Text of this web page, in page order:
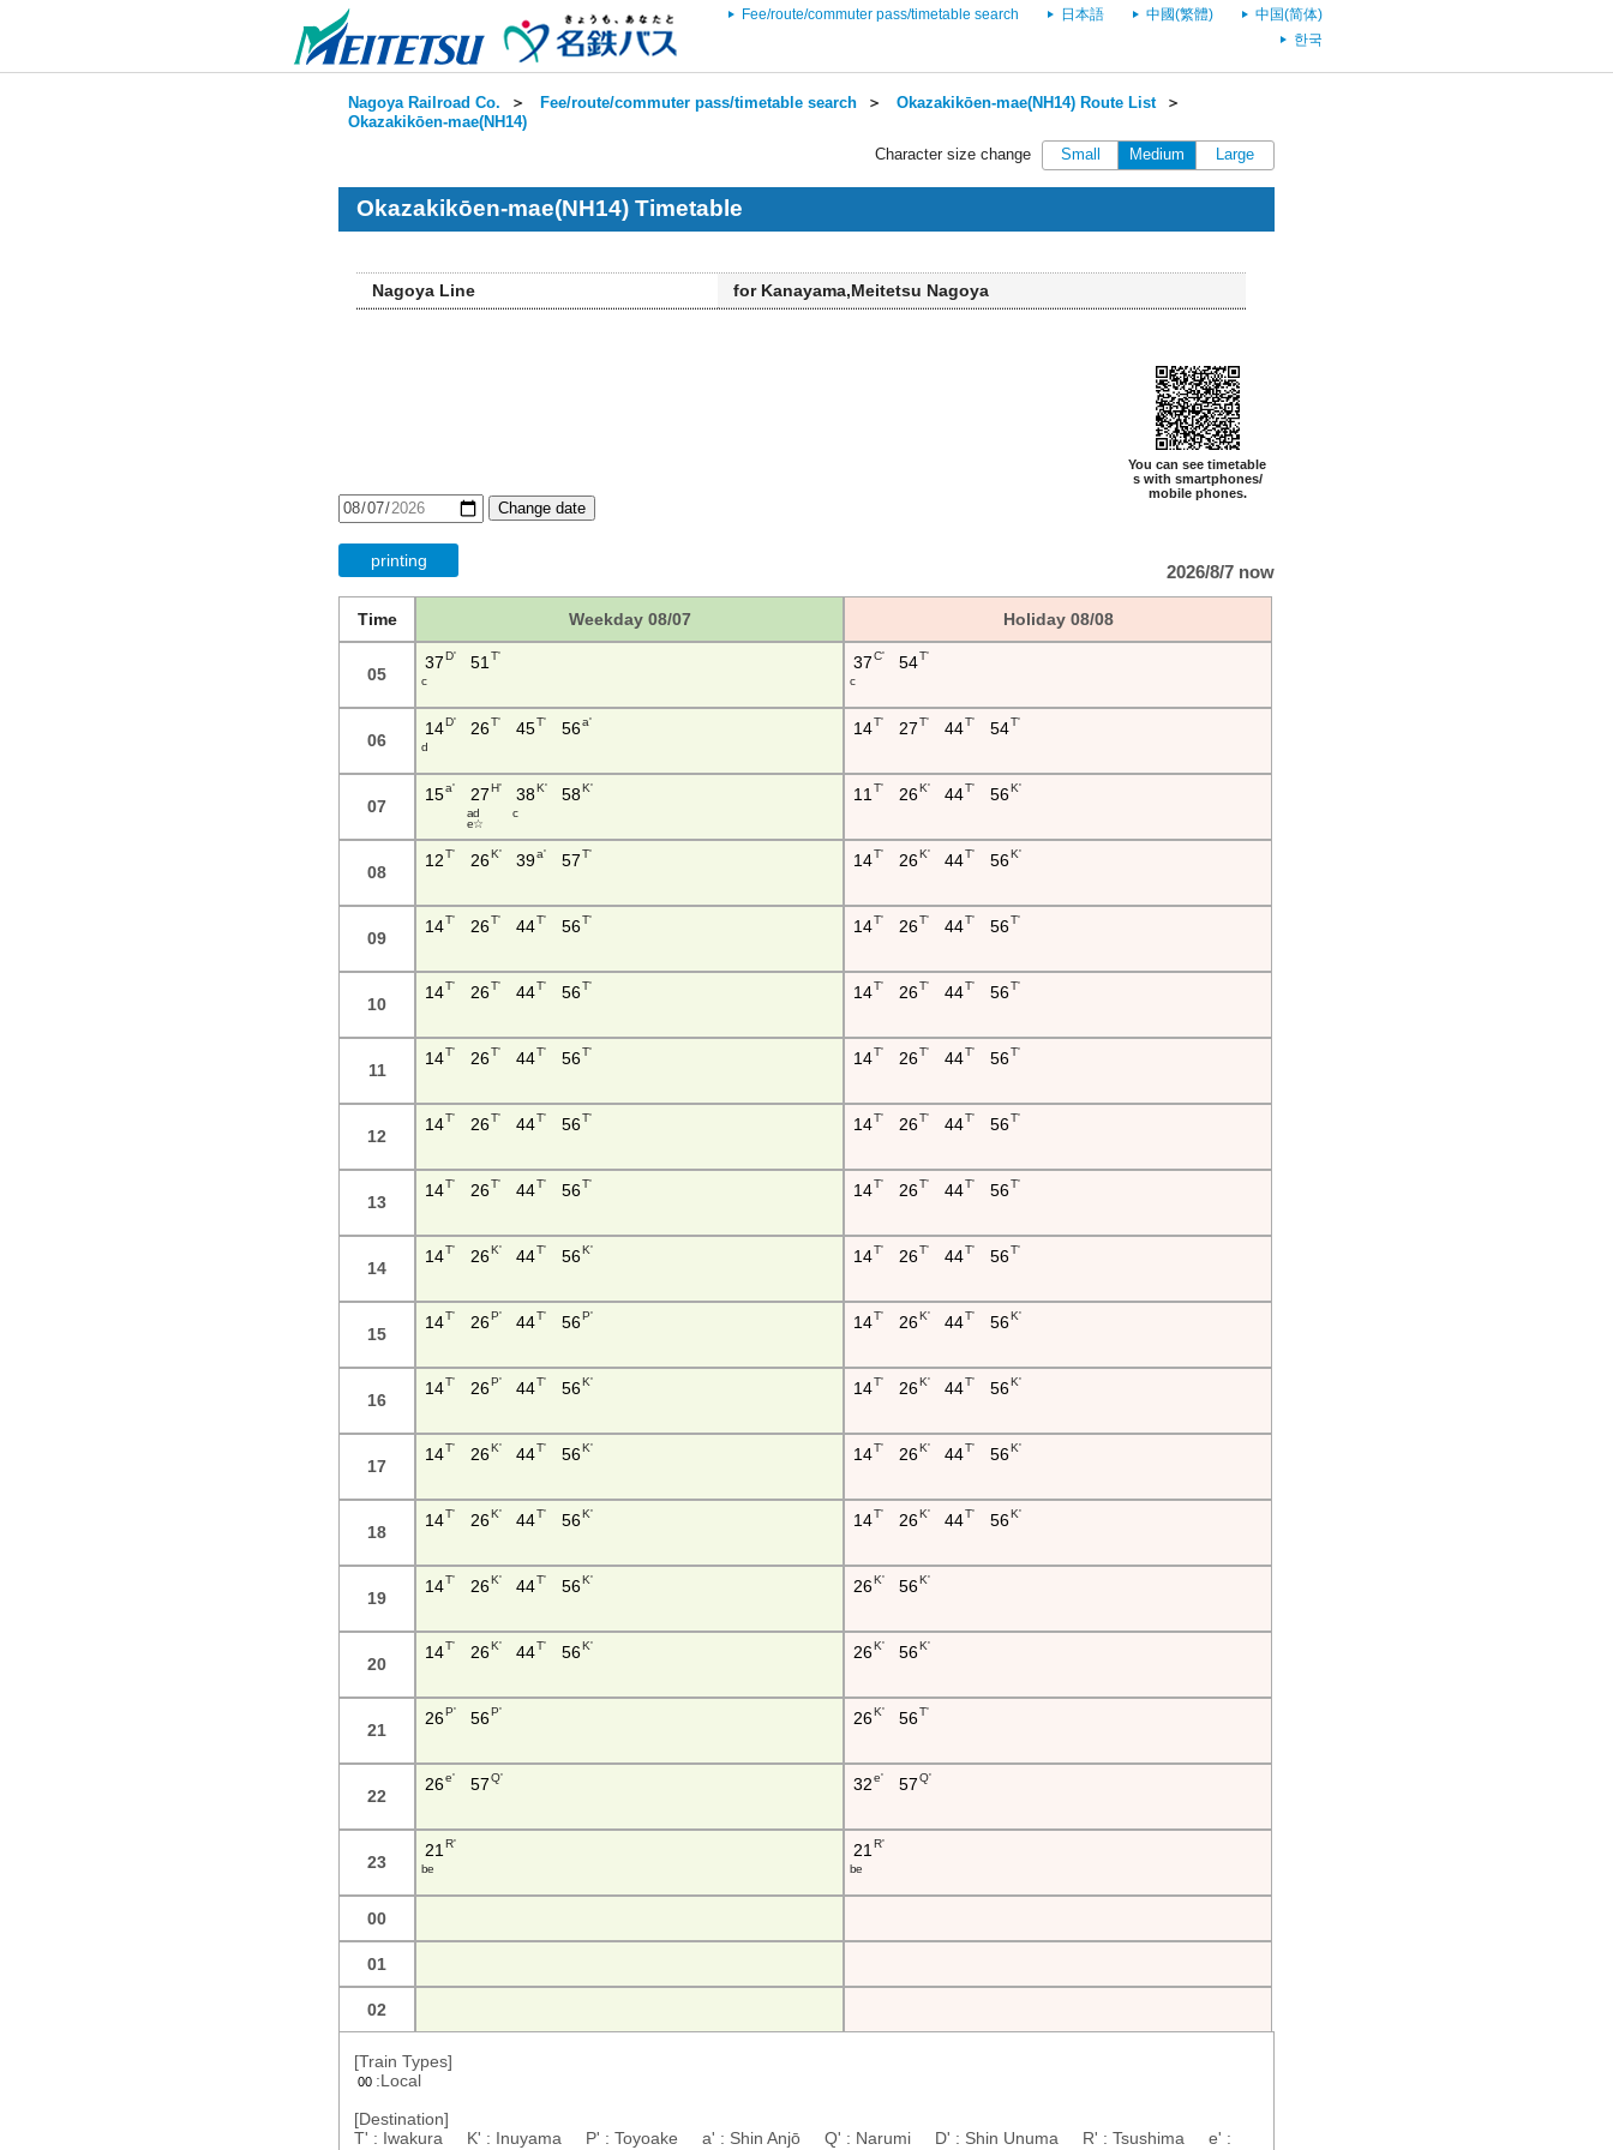
Fee/route/commuter pass/timetable search 日本語 中國(繁體)
中国(简体)
한국
Nagoya Railroad Co. ＞ Fee/route/commuter pass/timetable search ＞ Okazakikōen-mae(NH14) Route List＞
Okazakikōen-mae(NH14)
Character size change
Small Medium Large
Okazakikōen-mae(NH14) Timetable
Nagoya Line for Kanayama,Meitetsu Nagoya
You can see timetable
s with smartphones/
mobile phones.
Change date
printing
2026/8/7 now
Time Weekday 08/07 Holiday 08/08
05
37D'
c
51 T' 37C'
c
54T'
06
14D'
d
26T' 45T' 56a' 14T' 27T' 44T' 54T'
07
15a' 27H'
a d
e ☆
38K'
c
58K' 11 T' 26K' 44T' 56K'
08
12T' 26K' 39a' 57 T' 14T' 26K' 44T' 56K'
09
14T' 26T' 44T' 56T' 14T' 26T' 44T' 56T'
10
14T' 26T' 44T' 56T' 14T' 26T' 44T' 56T'
11
14T' 26T' 44T' 56T' 14T' 26T' 44T' 56T'
12
14T' 26T' 44T' 56T' 14T' 26T' 44T' 56T'
13
14T' 26T' 44T' 56T' 14T' 26T' 44T' 56T'
14
14T' 26K' 44T' 56K' 14T' 26T' 44T' 56T'
15
14T' 26P' 44T' 56P' 14T' 26K' 44T' 56K'
16
14T' 26P' 44T' 56K' 14T' 26K' 44T' 56K'
17
14T' 26K' 44T' 56K' 14T' 26K' 44T' 56K'
18
14T' 26K' 44T' 56K' 14T' 26K' 44T' 56K'
19
14T' 26K' 44T' 56K' 26K' 56K'
20
14T' 26K' 44T' 56K' 26K' 56K'
21
26P' 56P' 26K' 56T'
22
26e' 57Q' 32e' 57Q'
23
21 R'
b e
21 R'
b e
00
01
02
[Train Types]
00 :Local
[Destination]
T' : Iwakura K' : Inuyama P' : Toyoake a' : Shin Anjō Q' : Narumi D' : Shin Unuma R' : Tsushima e' :